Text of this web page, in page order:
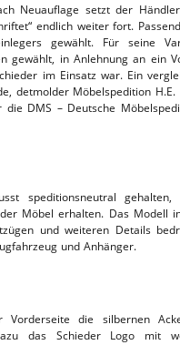
ERSATZTEIL-SERVICE
2019
2018
Neuauflage setzt der
endlich weiter fort.
gewählt. Für seine
gewählt, in Anlehnung an ein
im Einsatz war. Ein
detmolder Möbelspedition
die DMS – Deutsche
speditionsneutral
Möbel erhalten. Das Modell
und weiteren Details
und Anhänger.
die silbernen
das Schieder Logo mit